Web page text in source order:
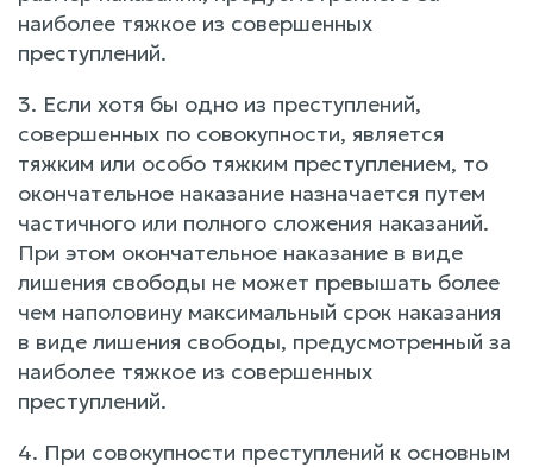
наиболее тяжкое из совершенных
преступлений.
3. Если хотя бы одно из преступлений,
совершенных по совокупности, является
тяжким или особо тяжким преступлением, то
окончательное наказание назначается путем
частичного или полного сложения наказаний.
При этом окончательное наказание в виде
лишения свободы не может превышать более
чем наполовину максимальный срок наказания
в виде лишения свободы, предусмотренный за
наиболее тяжкое из совершенных
преступлений.
4. При совокупности преступлений к основным